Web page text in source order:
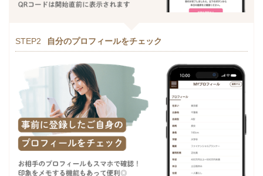
STEP2 自分のプロフィールをチェック